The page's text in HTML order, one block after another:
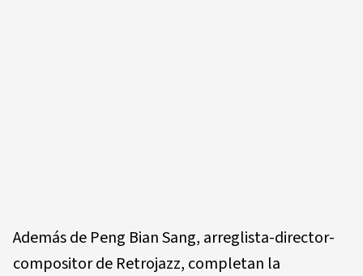
Además de Peng Bian Sang, arreglista-director-
compositor de Retrojazz, completan la